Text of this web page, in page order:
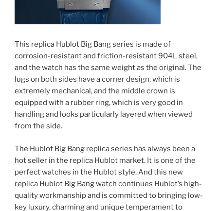
This replica Hublot Big Bang series is made of
corrosion-resistant and friction-resistant 904L steel,
and the watch has the same weight as the original. The
lugs on both sides have a corner design, which is
extremely mechanical, and the middle crown is
equipped with a rubber ring, which is very good in
handling and looks particularly layered when viewed
from the side.
The Hublot Big Bang replica series has always been a
hot seller in the replica Hublot market. It is one of the
perfect watches in the Hublot style. And this new
replica Hublot Big Bang watch continues Hublot’s high-
quality workmanship and is committed to bringing low-
key luxury, charming and unique temperament to